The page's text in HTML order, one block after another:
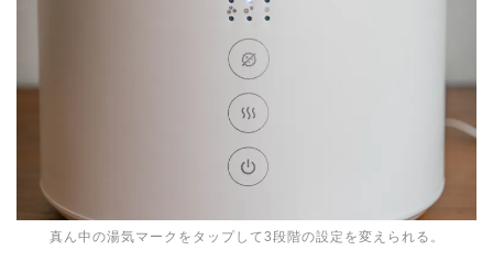
真ん中の湯気マークをタップして3段階の設定を変えられる。